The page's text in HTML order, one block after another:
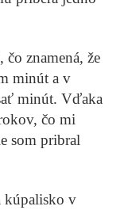
čo znamená, že
minút a v
minút. Vďaka
čo mi
som pribral
kúpalisko v